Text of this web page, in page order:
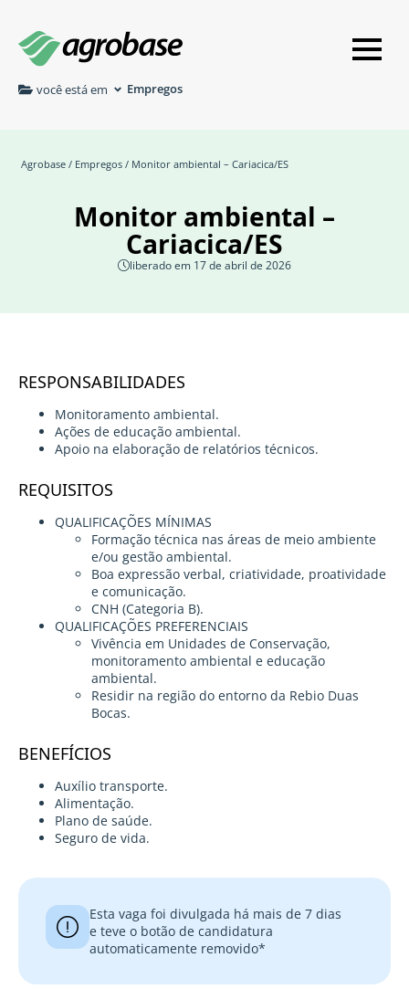
você está em Empregos
Agrobase / Empregos / Monitor ambiental – Cariacica/ES
Monitor ambiental –
Cariacica/ES
liberado em 17 de abril de 2026
RESPONSABILIDADES
Monitoramento ambiental.
Ações de educação ambiental.
Apoio na elaboração de relatórios técnicos.
REQUISITOS
QUALIFICAÇÕES MÍNIMAS
Formação técnica nas áreas de meio ambiente
e/ou gestão ambiental.
Boa expressão verbal, criatividade, proatividade
e comunicação.
CNH (Categoria B).
QUALIFICAÇÕES PREFERENCIAIS
Vivência em Unidades de Conservação,
monitoramento ambiental e educação
ambiental.
Residir na região do entorno da Rebio Duas
Bocas.
BENEFÍCIOS
Auxílio transporte.
Alimentação.
Plano de saúde.
Seguro de vida.
Esta vaga foi divulgada há mais de 7 dias
e teve o botão de candidatura
automaticamente removido*